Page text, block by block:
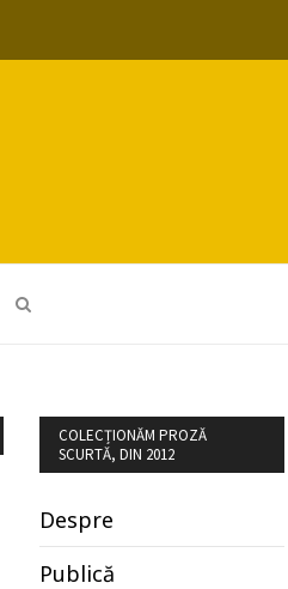
COLECȚIONĂM PROZĂ
SCURTĂ, DIN 2012
Despre
Publică